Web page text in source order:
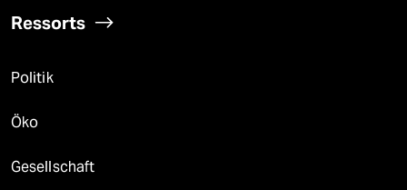
Ressorts
Politik
Öko
Gesellschaft